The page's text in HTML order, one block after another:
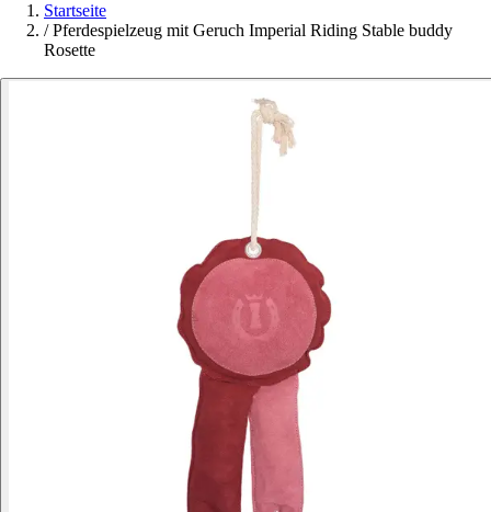
Startseite
/ Pferdespielzeug mit Geruch Imperial Riding Stable buddy
Rosette